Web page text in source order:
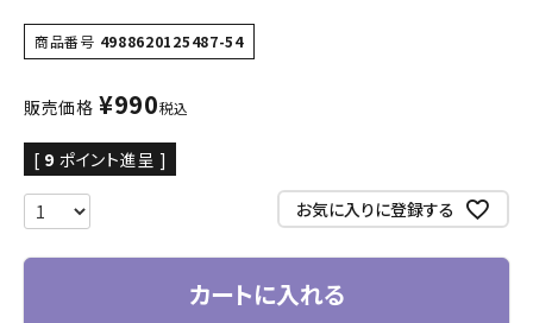
商品番号 4988620125487-54
販売価格 ¥990税込
[ 9 ポイント進呈 ]
お気に入りに登録する
カートに入れる